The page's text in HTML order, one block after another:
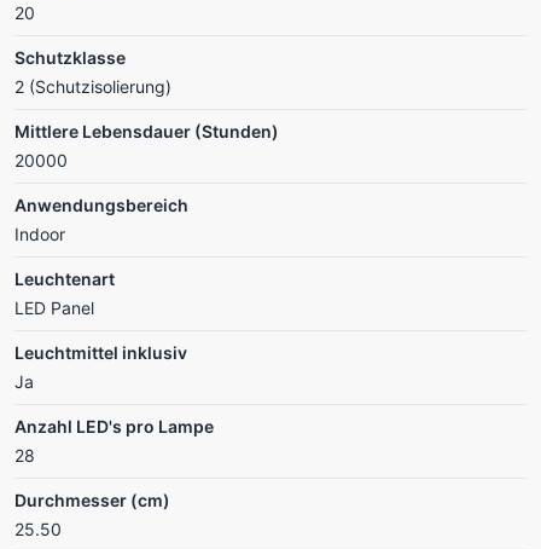
20
Schutzklasse
2 (Schutzisolierung)
Mittlere Lebensdauer (Stunden)
20000
Anwendungsbereich
Indoor
Leuchtenart
LED Panel
Leuchtmittel inklusiv
Ja
Anzahl LED's pro Lampe
28
Durchmesser (cm)
25.50